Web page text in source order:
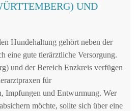
UND
Hundehaltung gehört neben der
eine gute tierärztliche Versorgung.
und der Bereich Enzkreis verfügen
für
Impfungen und Entwurmung. Wer
möchte, sollte sich über eine